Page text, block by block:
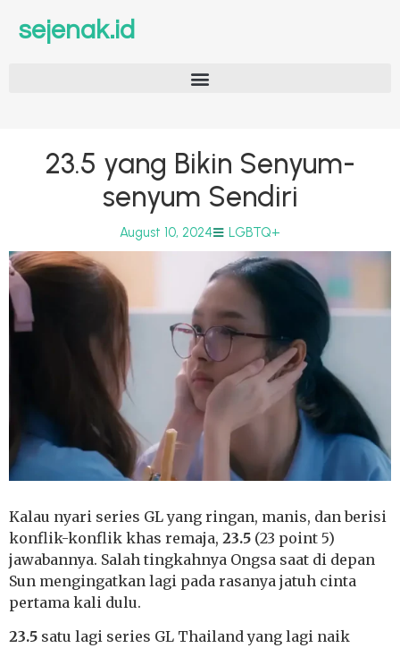
sejenak.id
23.5 yang Bikin Senyum-
senyum Sendiri
August 10, 2024 LGBTQ+
Kalau nyari series GL yang ringan, manis, dan berisi
konflik-konflik khas remaja, 23.5 (23 point 5)
jawabannya. Salah tingkahnya Ongsa saat di depan
Sun mengingatkan lagi pada rasanya jatuh cinta
pertama kali dulu.
23.5 satu lagi series GL Thailand yang lagi naik